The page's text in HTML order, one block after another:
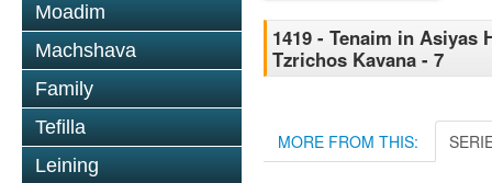
Moadim
Machshava
Family
Tefilla
Leining
1419 - Tenaim in Asiyas
Tzrichos Kavana - 7
MORE FROM THIS: